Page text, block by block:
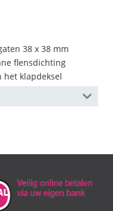
38 x 38 mm
flensdichting
het klapdeksel